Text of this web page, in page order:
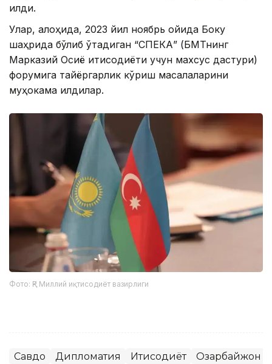
қилди.
Улар, алоҳида, 2023 йил ноябрь ойида Боку
шаҳрида бўлиб ўтадиган “СПЕКА” (БМТнинг
Марказий Осиё иқтисодиёти учун махсус дастури)
форумига тайёргарлик кўриш масалаларини
муҳокама қилдилар.
Фото: ҚР Миллий иқтисодиёт вазирлиги
Савдо Дипломатия Иқтисодиёт Озарбайжон